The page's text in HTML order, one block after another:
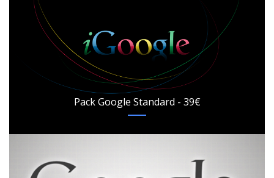
Pack Google Standard - 39€